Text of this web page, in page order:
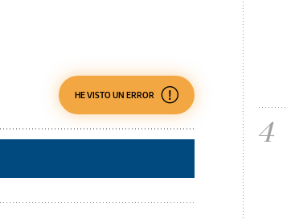
HE VISTO UN ERROR
4